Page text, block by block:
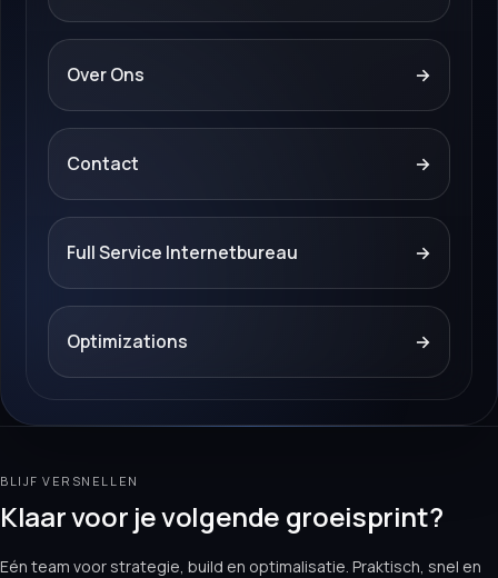
Over Ons →
Contact →
Full Service Internetbureau →
Optimizations →
BLIJF VERSNELLEN
Klaar voor je volgende groeisprint?
Eén team voor strategie, build en optimalisatie. Praktisch, snel en